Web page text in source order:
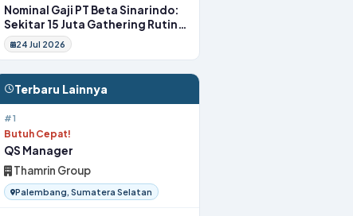
Nominal Gaji PT Beta Sinarindo:
Sekitar 15 Juta Gathering Rutin
Insentif Rutin
24 Jul 2026
Terbaru Lainnya
#1
Butuh Cepat!
QS Manager
Thamrin Group
Palembang, Sumatera Selatan